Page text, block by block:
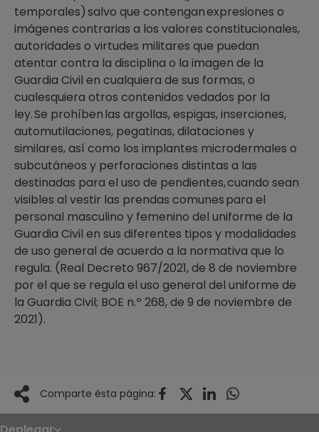
temporales) salvo que contengan expresiones o
imágenes contrarias a los valores constitucionales,
autoridades o virtudes militares que puedan
atentar contra la disciplina o la imagen de la
Guardia Civil en cualquiera de sus formas, o
cualesquiera otros contenidos vedados por la
ley. Se prohíben las argollas, espigas, inserciones,
automutilaciones, pegatinas, dilataciones y
similares, así como los implantes microdermales o
subcutáneos y perforaciones distintas a las
destinadas para el uso de pendientes, cuando sean
visibles al vestir las prendas comunes para el
personal masculino y femenino del uniforme de la
Guardia Civil en sus diferentes tipos y modalidades
de uso general de acuerdo a la normativa que lo
regula. (Real Decreto 967/2021, de 8 de noviembre
por el que se regula el uso general del uniforme de
la Guardia Civil; BOE n.º 268, de 9 de noviembre de
2021).
Comparte ésta página: